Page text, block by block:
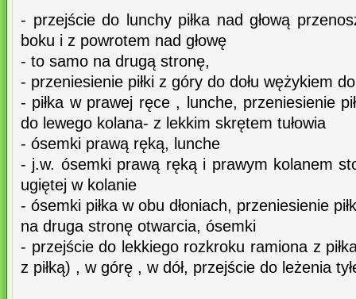
- przejście do lunchy piłka nad głową
boku i z powrotem nad głowę
- to samo na drugą stronę,
- przeniesienie piłki z góry do dołu wężykiem
- piłka w prawej ręce , lunche, przeniesienie
do lewego kolana- z lekkim skrętem tułowia
- ósemki prawą ręką, lunche
- j.w. ósemki prawą ręką i prawym kolanem
ugiętej w kolanie
- ósemki piłka w obu dłoniach, przeniesienie
na druga stronę otwarcia, ósemki
- przejście do lekkiego rozkroku ramiona z
z piłką) , w górę , w dół, przejście do leżenia